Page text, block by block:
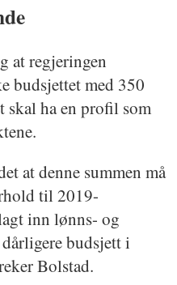
at regjeringen
budsjettet med 350
skal ha en profil som
at denne summen må
til 2019-
inn lønns- og
budsjett i
Bolstad.